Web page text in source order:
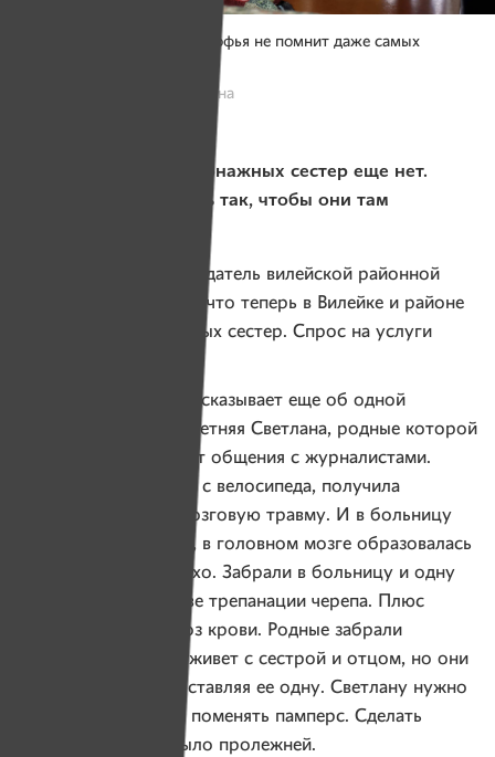
После инсульта бабушка Софья не помнит даже самых
Фото: Надежда Бужан, Имена
В 15-ти районах патронажных сестер еще нет.
Но мы можем сделать так, чтобы они там
, председатель вилейской районной
организации говорит, что теперь в Вилейке и районе
уже шесть патронажных сестер. Спрос на услуги
Анна Михайловна рассказывает еще об одной
подопечной. Это 40-летняя Светлана, родные которой
наотрез отказались от общения с журналистами.
В сентябре она упала с велосипеда, получила
закрытую черепно-мозговую травму. И в больницу
не пошла. Оказалось, в головном мозге образовалась
гематома. Стало плохо. Забрали в больницу и одну
за другой сделали две трепанации черепа. Плюс
к этому нашли лейкоз крови. Родные забрали
ее домой. Женщина живет с сестрой и отцом, но они
работают, на день оставляя ее одну. Светлану нужно
покормить, помыть, поменять памперс. Сделать
массаж, чтобы не было пролежней.